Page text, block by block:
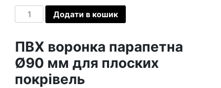
ПВХ
воронка
Ø90
мм
/
500мм
Додати в кошик
ПВХ воронка парапетна
Ø90 мм для плоских
покрівель